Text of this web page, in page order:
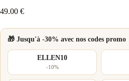
49.00 €
🎁 Jusqu'à -30% avec nos codes promo
ELLEN10
-10%